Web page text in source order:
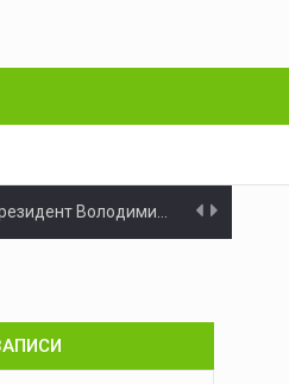
Володимир Зеленський заявив, що…
виявили водія,…